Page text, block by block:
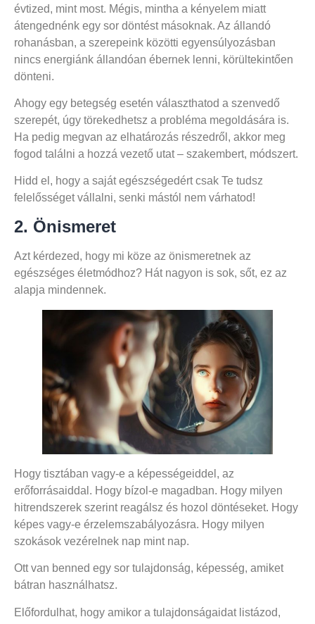
évtized, mint most. Mégis, mintha a kényelem miatt
átengednénk egy sor döntést másoknak. Az állandó
rohanásban, a szerepeink közötti egyensúlyozásban
nincs energiánk állandóan ébernek lenni, körültekintően
dönteni.
Ahogy egy betegség esetén választhatod a szenvedő
szerepét, úgy törekedhetsz a probléma megoldására is.
Ha pedig megvan az elhatározás részedről, akkor meg
fogod találni a hozzá vezető utat – szakembert, módszert.
Hidd el, hogy a saját egészségedért csak Te tudsz
felelősséget vállalni, senki mástól nem várhatod!
2. Önismeret
Azt kérdezed, hogy mi köze az önismeretnek az
egészséges életmódhoz? Hát nagyon is sok, sőt, ez az
alapja mindennek.
Hogy tisztában vagy-e a képességeiddel, az
erőforrásaiddal. Hogy bízol-e magadban. Hogy milyen
hitrendszerek szerint reagálsz és hozol döntéseket. Hogy
képes vagy-e érzelemszabályozásra. Hogy milyen
szokások vezérelnek nap mint nap.
Ott van benned egy sor tulajdonság, képesség, amiket
bátran használhatsz.
Előfordulhat, hogy amikor a tulajdonságaidat listázod,